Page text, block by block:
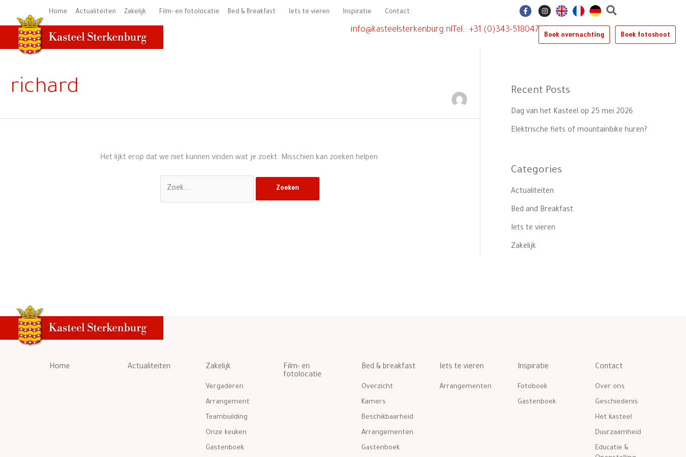
inhoud
Home Actualiteiten Zakelijk Film- en fotolocatie Bed & Breakfast Iets te vieren Inspiratie Contact
F
a
e
I
n
t
a
Boek overnachting Boek fotoshoot
Tel.: +31 (0)343-518047
info@kasteelsterkenburg.nl
richard
Het lijkt erop dat we niet kunnen vinden wat je zoekt. Misschien kan zoeken helpen.
Recent Posts
Dag van het Kasteel op 25 mei 2026
Elektrische fiets of mountainbike huren?
Categories
Actualiteiten
Bed and Breakfast
Iets te vieren
Zakelijk
Home Actualiteiten Zakelijk
Vergaderen
Arrangement
Teambuilding
Onze keuken
Gastenboek
Film- en
fotolocatie
Bed & breakfast
Overzicht
Kamers
Beschikbaarheid
Arrangementen
Gastenboek
Iets te vieren
Arrangementen
Inspiratie
Fotoboek
Gastenboek
Contact
Over ons
Geschiedenis
Het kasteel
Duurzaamheid
Educatie &